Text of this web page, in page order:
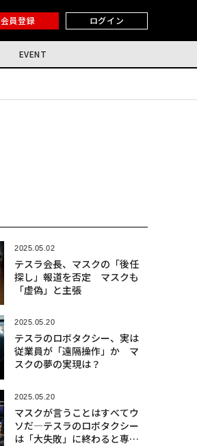
会員登録 ログイン
EVENT
2025.05.02
テスラ会長、マスクの「後任
探し」報道を否定 マスクも
「虚偽」と主張
2025.05.20
テスラのロボタクシー、実は
従業員が「遠隔操作」か マ
スクの夢の実現は？
2025.05.20
マスクが言うことはすべてウ
ソだ―テスラのロボタクシー
は「大失敗」に終わると専門